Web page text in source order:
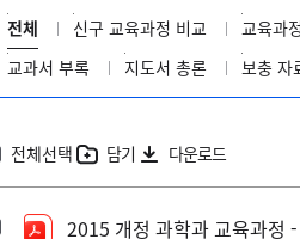
전체 신구 교육과정 비교 교육과정
교과서 부록
지도서 총론 보충 자
전체선택 담기 다운로드
2015 개정 과학과 교육과정